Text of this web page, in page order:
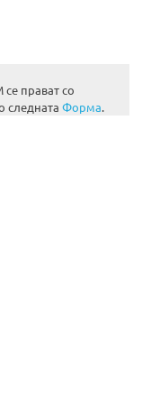
прават со
следната Форма.